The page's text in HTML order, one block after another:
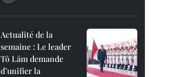
Actualité de la
semaine : Le leader
Tô Lâm demande
d’unifier la